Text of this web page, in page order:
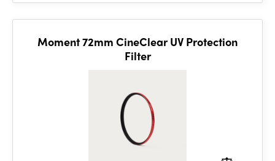
Moment 72mm CineClear UV Protection
Filter